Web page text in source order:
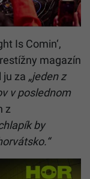
Is Comin‘,
magazín
ju za „jeden z
v poslednom
z
by